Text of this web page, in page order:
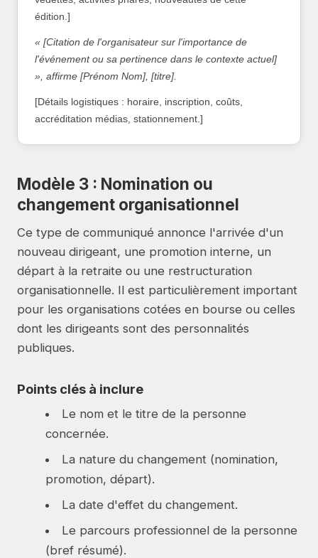
édition.]
« [Citation de l'organisateur sur l'importance de
l'événement ou sa pertinence dans le contexte actuel]
», affirme [Prénom Nom], [titre].
[Détails logistiques : horaire, inscription, coûts,
accréditation médias, stationnement.]
Modèle 3 : Nomination ou
changement organisationnel
Ce type de communiqué annonce l'arrivée d'un
nouveau dirigeant, une promotion interne, un
départ à la retraite ou une restructuration
organisationnelle. Il est particulièrement important
pour les organisations cotées en bourse ou celles
dont les dirigeants sont des personnalités
publiques.
Points clés à inclure
Le nom et le titre de la personne
concernée.
La nature du changement (nomination,
promotion, départ).
La date d'effet du changement.
Le parcours professionnel de la personne
(bref résumé).